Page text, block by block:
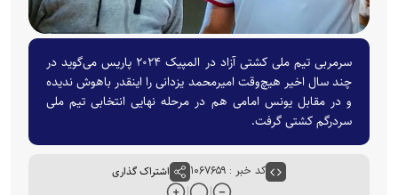
سرمربی تیم ملی کشتی آزاد در المپیک ۲۰۲۴ پاریس می‌گوید در
چند سال اخیر هیچ‌وقت امیرمحمد یزدانی را اینقدر باهوش ندیده
و در مقابل یونس امامی هم در مرحله نهایی انتخابی تیم ملی
سردرگم کشتی گرفت.
کد خبر : ۱۰۶۷۶۵۹ اشتراک گذاری